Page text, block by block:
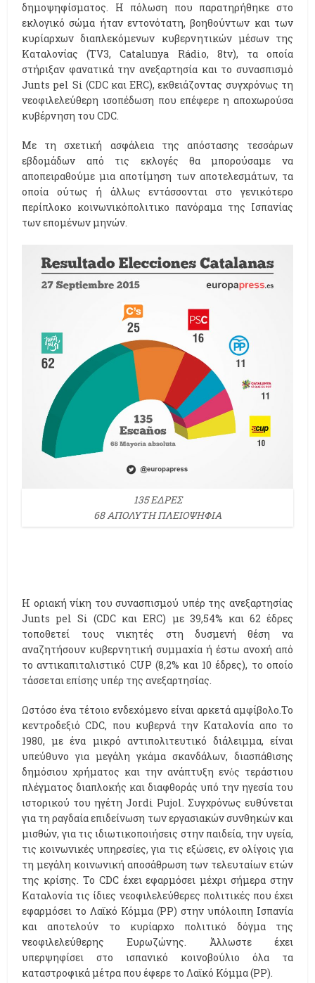
δημοψηφίσματος. Η πόλωση που παρατηρήθηκε στο
εκλογικό σώμα ήταν εντονότατη, βοηθούντων και των
κυρίαρχων διαπλεκόμενων κυβερνητικών μέσων της
Καταλονίας (TV3, Catalunya Rádio, 8tv), τα οποία
στήριξαν φανατικά την ανεξαρτησία και το συνασπισμό
Junts pel Si (CDC και ERC), εκθειάζοντας συγχρόνως τη
νεοφιλελεύθερη ισοπέδωση που επέφερε η αποχωρούσα
κυβέρνηση του CDC.
Με τη σχετική ασφάλεια της απόστασης τεσσάρων
εβδομάδων από τις εκλογές θα μπορούσαμε να
αποπειραθούμε μια αποτίμηση των αποτελεσμάτων, τα
οποία ούτως ή άλλως εντάσσονται στο γενικότερο
περίπλοκο κοινωνικόπολιτικο πανόραμα της Ισπανίας
των επομένων μηνών.
135 ΕΔΡΕΣ
68 ΑΠΟΛΥΤΗ ΠΛΕΙΟΨΗΦΙΑ
Η οριακή νίκη του συνασπισμού υπέρ της ανεξαρτησίας
Junts pel Si (CDC και ERC) με 39,54% και 62 έδρες
τοποθετεί τους νικητές στη δυσμενή θέση να
αναζητήσουν κυβερνητική συμμαχία ή έστω ανοχή από
το αντικαπιταλιστικό CUP (8,2% και 10 έδρες), το οποίο
τάσσεται επίσης υπέρ της ανεξαρτησίας.
Ωστόσο ένα τέτοιο ενδεχόμενο είναι αρκετά αμφίβολο.Το
κεντροδεξιό CDC, που κυβερνά την Καταλονία απο το
1980, με ένα μικρό αντιπολιτευτικό διάλειμμα, είναι
υπεύθυνο για μεγάλη γκάμα σκανδάλων, διασπάθισης
δημόσιου χρήματος και την ανάπτυξη ενὀς τεράστιου
πλέγματος διαπλοκής και διαφθοράς υπό την ηγεσία του
ιστορικού του ηγέτη Jordi Pujol. Συγχρόνως ευθύνεται
για τη ραγδαία επιδείνωση των εργασιακών συνθηκών και
μισθών, για τις ιδιωτικοποιήσεις στην παιδεία, την υγεία,
τις κοινωνικές υπηρεσίες, για τις εξώσεις, εν ολίγοις για
τη μεγάλη κοινωνική αποσάθρωση των τελευταίων ετών
της κρίσης. Το CDC έχει εφαρμόσει μέχρι σήμερα στην
Καταλονία τις ίδιες νεοφιλελεύθερες πολιτικές που έχει
εφαρμόσει το Λαϊκό Κόμμα (PP) στην υπόλοιπη Ισπανία
και αποτελούν το κυρίαρχο πολιτικό δόγμα της
νεοφιλελεύθερης Ευρωζώνης. Άλλωστε έχει
υπερψηφίσει στο ισπανικό κοινοβούλιο όλα τα
καταστροφικά μέτρα που έφερε το Λαϊκό Κόμμα (PP).